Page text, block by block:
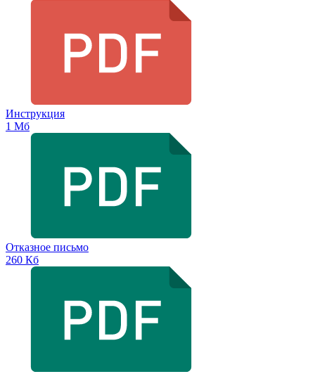
Инструкция
1 Мб
Отказное письмо
260 Кб